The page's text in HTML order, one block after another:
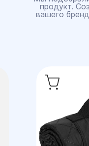
продукт.
вашего